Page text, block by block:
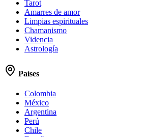
Tarot
Amarres de amor
Limpias espirituales
Chamanismo
Videncia
Astrología
Países
Colombia
México
Argentina
Perú
Chile